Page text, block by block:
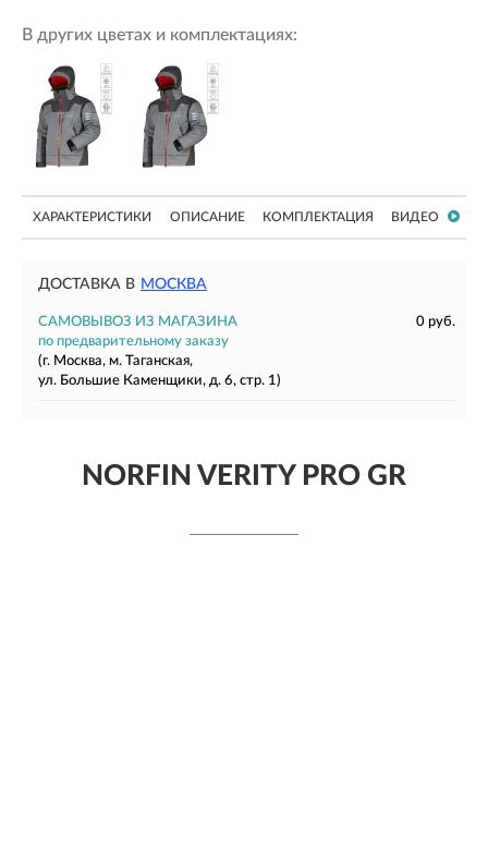
В других цветах и комплектациях:
ХАРАКТЕРИСТИКИ ОПИСАНИЕ КОМПЛЕКТАЦИЯ ВИДЕО
ДОСТАВКА В МОСКВА
САМОВЫВОЗ ИЗ МАГАЗИНА
0 руб.
по предварительному заказу
(г. Москва, м. Таганская,
ул. Большие Каменщики, д. 6, стр. 1)
NORFIN VERITY PRO GR